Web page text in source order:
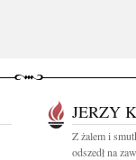
JERZY
Z żalem i
odszedł na